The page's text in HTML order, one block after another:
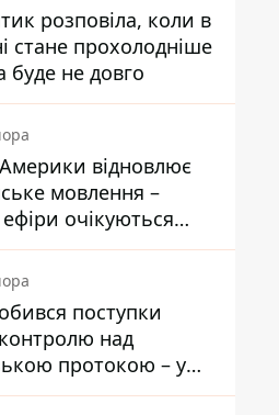
розповіла, коли в
стане прохолодніше
буде не довго
відновлює
мовлення –
очікуються
тижня
поступки
над
протокою – у
розкрили деталі